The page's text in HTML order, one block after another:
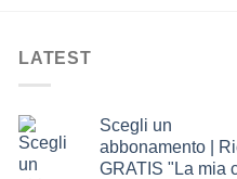
LATEST
Scegli un
abbonamento |
GRATIS "La mia